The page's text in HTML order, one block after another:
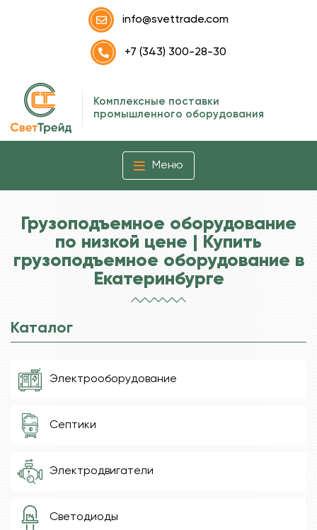
Комплексные поставки
промышленного оборудования
info@svettrade.com
+7 (343) 300-28-30
Меню
Грузоподъемное оборудование
по низкой цене | Купить
грузоподъемное оборудование в
Екатеринбурге
Каталог
Электрооборудование
Септики
Электродвигатели
Светодиоды